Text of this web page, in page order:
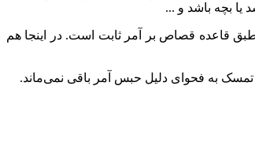
بچه باشد و ...
قاعده قصاص بر آمر ثابت است. در اینجا هم
به فحوای دلیل حبس آمر باقی نمی‌ماند.